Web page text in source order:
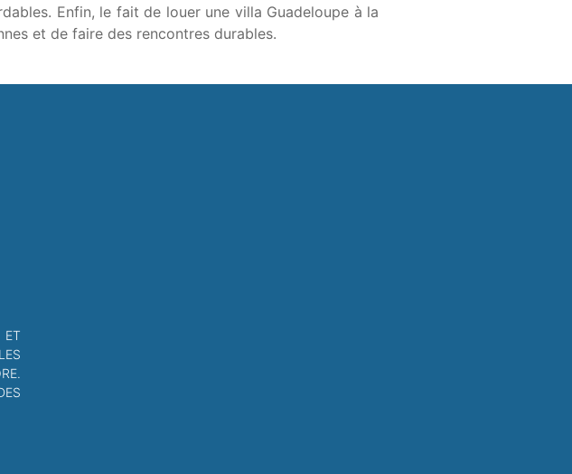
Enfin, le fait de louer une villa Guadeloupe à la
et de faire des rencontres durables.
ET